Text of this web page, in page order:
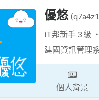
優悠
iT邦新手 3 級
建國資訊管理
個人背景